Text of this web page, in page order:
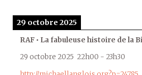
29 octobre 2025
RAF • La fabuleuse histoire de la
29 octobre 2025 22h00 - 23h30